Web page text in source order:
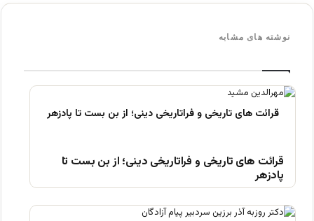
نوشته های مشابه
قرائت های تاریخی و فراتاریخی دینی؛ از بن بست تا
پادزهر